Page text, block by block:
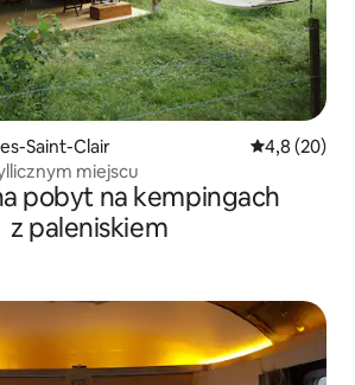
Saint-Clair Średnia
4,8 (20)
miejscu
pobyt na kempingach
z paleniskiem